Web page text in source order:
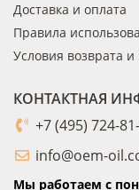
Доставка и оплата
Правила
Условия возврата и
КОНТАКТНАЯ
+7 (495) 724-
info@oem-
Мы работаем с